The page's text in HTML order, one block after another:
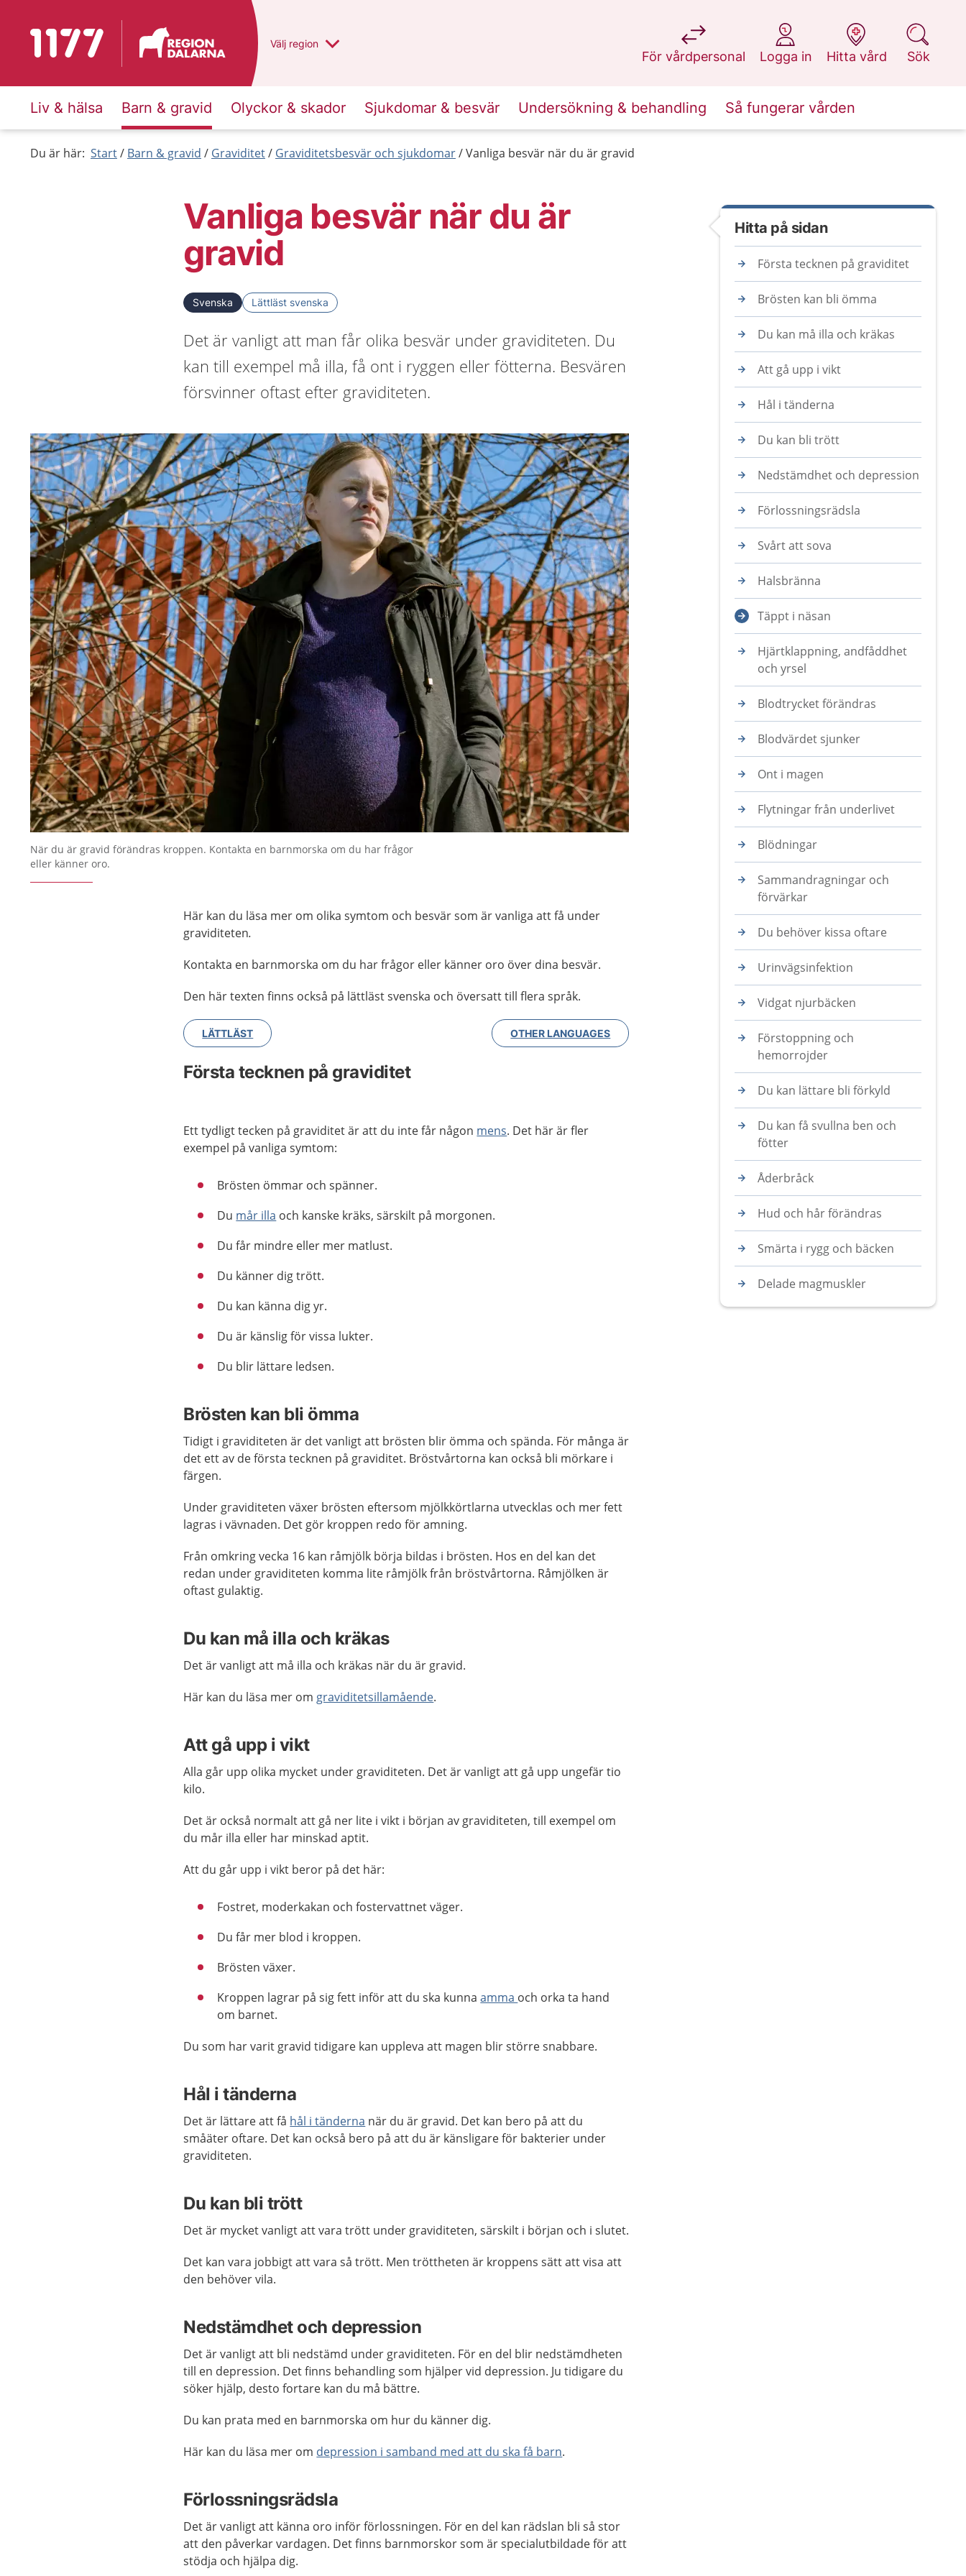
Till startsidan för 1177 Du har valt region
Välj en annan
region
För vårdpersonal
på 1177.se
Logga in
på 1177.se
Hitta vård
på 1177.se
Sök
på 1177.se
Liv & hälsa Barn & gravid Olyckor & skador Sjukdomar & besvär Undersökning & behandling Så fungerar vården
Du är här: Start Barn & gravid Graviditet Graviditetsbesvär och sjukdomar Vanliga besvär när du är gravid
Vanliga besvär när du är
gravid
Svenska Lättläst svenska
Det är vanligt att man får olika besvär under graviditeten. Du
kan till exempel må illa, få ont i ryggen eller fötterna. Besvären
försvinner oftast efter graviditeten.
När du är gravid förändras kroppen. Kontakta en barnmorska om du har frågor
eller känner oro.
Här kan du läsa mer om olika symtom och besvär som är vanliga att få under
graviditeten.
Kontakta en barnmorska om du har frågor eller känner oro över dina besvär.
Den här texten finns också på lättläst svenska och översatt till flera språk.
OTHER LANGUAGES
LÄTTLÄST
Första tecknen på graviditet
Ett tydligt tecken på graviditet är att du inte får någon mens. Det här är fler
exempel på vanliga symtom:
Brösten ömmar och spänner.
Du mår illa och kanske kräks, särskilt på morgonen.
Du får mindre eller mer matlust.
Du känner dig trött.
Du kan känna dig yr.
Du är känslig för vissa lukter.
Du blir lättare ledsen.
Brösten kan bli ömma
Tidigt i graviditeten är det vanligt att brösten blir ömma och spända. För många är
det ett av de första tecknen på graviditet. Bröstvårtorna kan också bli mörkare i
färgen.
Under graviditeten växer brösten eftersom mjölkkörtlarna utvecklas och mer fett
lagras i vävnaden. Det gör kroppen redo för amning.
Från omkring vecka 16 kan råmjölk börja bildas i brösten. Hos en del kan det
redan under graviditeten komma lite råmjölk från bröstvårtorna. Råmjölken är
oftast gulaktig.
Du kan må illa och kräkas
Det är vanligt att må illa och kräkas när du är gravid.
Här kan du läsa mer om graviditetsillamående.
Att gå upp i vikt
Alla går upp olika mycket under graviditeten. Det är vanligt att gå upp ungefär tio
kilo.
Det är också normalt att gå ner lite i vikt i början av graviditeten, till exempel om
du mår illa eller har minskad aptit.
Att du går upp i vikt beror på det här:
Fostret, moderkakan och fostervattnet väger.
Du får mer blod i kroppen.
Brösten växer.
Kroppen lagrar på sig fett inför att du ska kunnaamma och orka ta hand
om barnet.
Du som har varit gravid tidigare kan uppleva att magen blir större snabbare.
Hål i tänderna
Det är lättare att få hål i tänderna när du är gravid. Det kan bero på att du
småäter oftare. Det kan också bero på att du är känsligare för bakterier under
graviditeten.
Du kan bli trött
Det är mycket vanligt att vara trött under graviditeten, särskilt i början och i slutet.
Det kan vara jobbigt att vara så trött. Men tröttheten är kroppens sätt att visa att
den behöver vila.
Nedstämdhet och depression
Det är vanligt att bli nedstämd under graviditeten. För en del blir nedstämdheten
till en depression. Det finns behandling som hjälper vid depression. Ju tidigare du
söker hjälp, desto fortare kan du må bättre.
Du kan prata med en barnmorska om hur du känner dig.
Här kan du läsa mer om depression i samband med att du ska få barn.
Förlossningsrädsla
Det är vanligt att känna oro inför förlossningen. För en del kan rädslan bli så stor
att den påverkar vardagen. Det finns barnmorskor som är specialutbildade för att
stödja och hjälpa dig.
Hitta på sidan
Första tecknen på graviditet
Brösten kan bli ömma
Du kan må illa och kräkas
Att gå upp i vikt
Hål i tänderna
Du kan bli trött
Nedstämdhet och depression
Förlossningsrädsla
Svårt att sova
Halsbränna
Täppt i näsan
Hjärtklappning, andfåddhet
och yrsel
Blodtrycket förändras
Blodvärdet sjunker
Ont i magen
Flytningar från underlivet
Blödningar
Sammandragningar och
förvärkar
Du behöver kissa oftare
Urinvägsinfektion
Vidgat njurbäcken
Förstoppning och
hemorrojder
Du kan lättare bli förkyld
Du kan få svullna ben och
fötter
Åderbråck
Hud och hår förändras
Smärta i rygg och bäcken
Delade magmuskler